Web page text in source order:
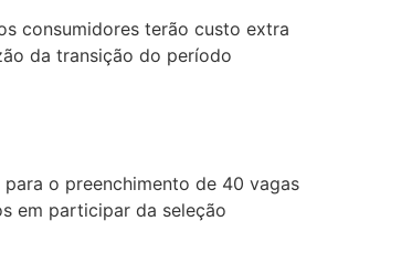
consumidores terão custo extra
da transição do período
o preenchimento de 40 vagas
em participar da seleção